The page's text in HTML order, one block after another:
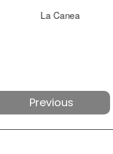
Anterior